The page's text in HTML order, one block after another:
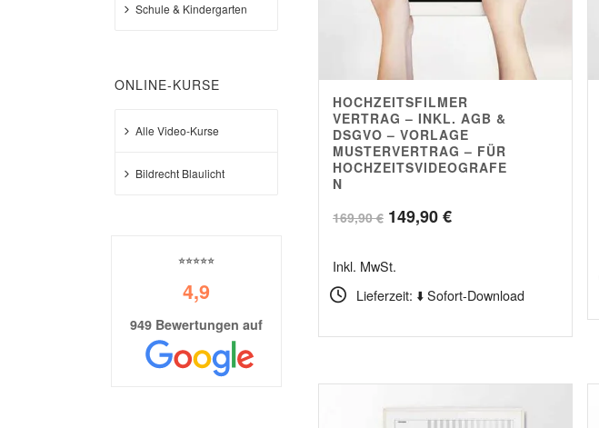
5.00
HOCHZEITSFILMER
VERTRAG – INKL. AGB &
DSGVO – VORLAGE
MUSTERVERTRAG – FÜR
HOCHZEITSVIDEOGRAFE
N
169,90€ Ursprünglicher
war:
169,90 €
149,90€Aktueller
149,90 €.
Inkl. MwSt.
Lieferzeit: ⬇️ Sofort-Download
Schule & Kindergarten
ONLINE-KURSE
Alle Video-Kurse
Bildrecht Blaulicht
⭐⭐⭐⭐⭐
4,9
949 Bewertungen auf